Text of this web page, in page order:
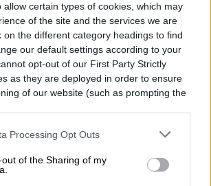
allow certain types of cookies, which may
of the site and the services we are
on the different category headings to find
our default settings according to your
opt-out of our First Party Strictly
as they are deployed in order to ensure
of our website (such as prompting the
Processing Opt Outs
of the Sharing of my